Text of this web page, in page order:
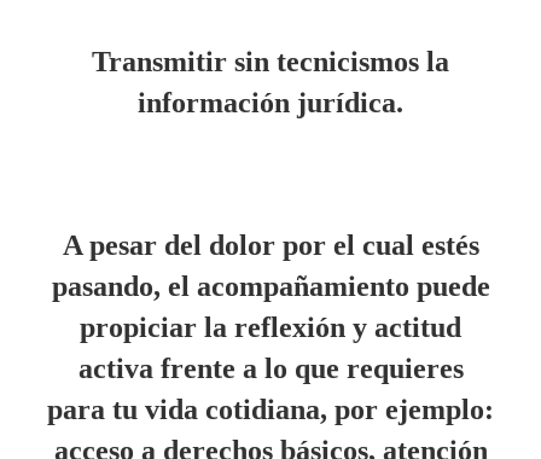
Transmitir sin tecnicismos la
información jurídica.
A pesar del dolor por el cual estés
pasando, el acompañamiento puede
propiciar la reflexión y actitud
activa frente a lo que requieres
para tu vida cotidiana, por ejemplo:
acceso a derechos básicos, atención